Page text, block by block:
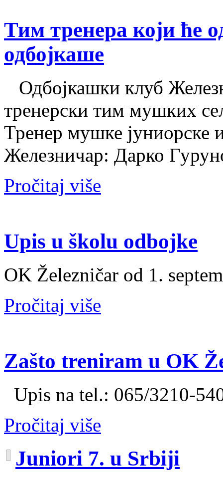
Тим тренера који ће
одбојкаше
Одбојкашки клуб
тренерски тим мушких
Тренер мушке јуниорске
Железничар: Дарко
Pročitaj više
Upis u školu odbojke
OK Železničar od 1.
Pročitaj više
Zašto treniram u OK
Upis na tel.: 065/3210-
Pročitaj više
Juniori 7. u Srbiji